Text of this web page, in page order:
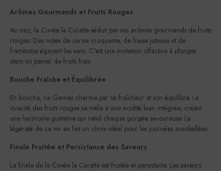
Arômes Gourmands et Fruits Rouges
Au nez, la Cuvée la Curatte séduit par ses arômes gourmands de fruits
rouges. Des notes de cerise croquante, de fraise juteuse et de
framboise égayent les sens. C'est une invitation olfactive à plonger
dans un panier de fruits frais.
Bouche Fraîche et Équilibrée
En bouche, ce Gamay charme par sa fraîcheur et son équilibre. La
vivacité des fruits rouges se mêle à une acidité bien intégrée, créant
une harmonie gustative qui rend chaque gorgée savoureuse. La
légèreté de ce vin en fait un choix idéal pour les journées ensoleillées.
Finale Fruitée et Persistance des Saveurs
La finale de la Cuvée la Curatte est fruitée et persistante. Les saveurs